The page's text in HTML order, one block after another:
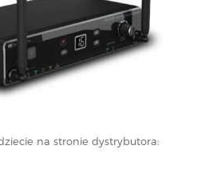
na stronie dystrybutora: